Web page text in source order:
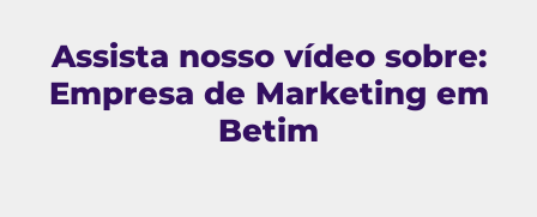
Assista nosso vídeo sobre:
Empresa de Marketing em
Betim